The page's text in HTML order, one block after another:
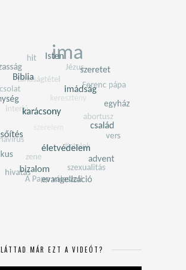
LÁTTAD MÁR EZT A VIDEÓT?